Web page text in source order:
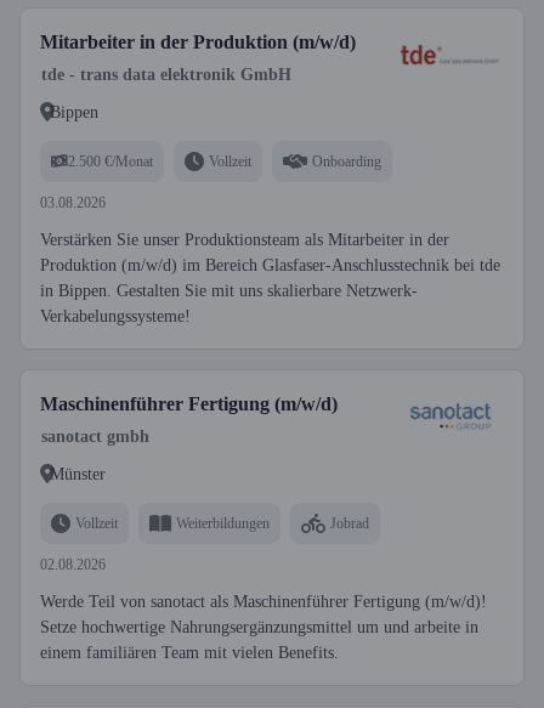
Mitarbeiter in der Produktion (m/w/d)
tde - trans data elektronik GmbH
Bippen
2.500 €/Monat Vollzeit Onboarding
03.08.2026
Verstärken Sie unser Produktionsteam als Mitarbeiter in der
Produktion (m/w/d) im Bereich Glasfaser-Anschlusstechnik bei tde
in Bippen. Gestalten Sie mit uns skalierbare Netzwerk-
Verkabelungssysteme!
Maschinenführer Fertigung (m/w/d)
sanotact gmbh
Münster
Vollzeit Weiterbildungen Jobrad
02.08.2026
Werde Teil von sanotact als Maschinenführer Fertigung (m/w/d)!
Setze hochwertige Nahrungsergänzungsmittel um und arbeite in
einem familiären Team mit vielen Benefits.